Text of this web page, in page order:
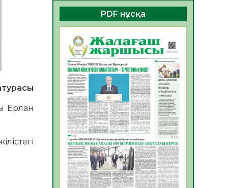
Ерлан
06.08.2026
34 0
ҚОҒАМДЫҚ БЕЛСЕНДІЛІК –
ЕЛ ДАМУЫНЫҢ НЕГІЗІ
06.08.2026
32
ҚҰРЫЛТАЙ САЙЛАУЫ –
БОЛАШАҚҚА БАСТАР
ЖАУАПТЫ ТАҢДАУ
06.08.2026
35
Инфекциялық ауруларға
қарсы иммундау
жұмыстарының тиімділігі
06.08.2026
35
Көкжөтел ауруы туралы
PDF нұсқа